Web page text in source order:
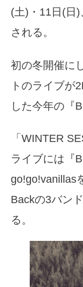
(土)・11日(日
される。
初の冬開催に
トのライブが
した今年の『
「WINTER
ライブには『
go!go!vanillas
Backの3バン
る。